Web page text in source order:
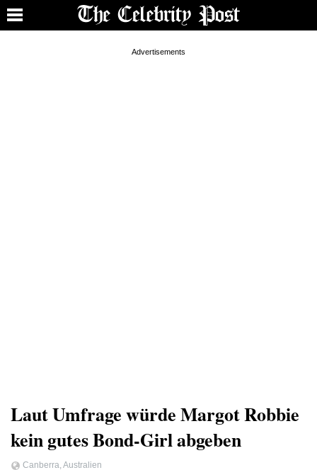
Laut Umfrage würde Margot Robbie
kein gutes Bond-Girl abgeben
Canberra, Australien